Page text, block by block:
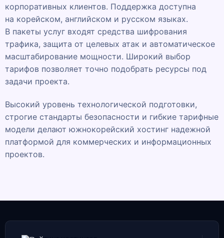
корпоративных клиентов. Поддержка доступна
на корейском, английском и русском языках.
В пакеты услуг входят средства шифрования
трафика, защита от целевых атак и автоматическое
масштабирование мощности. Широкий выбор
тарифов позволяет точно подобрать ресурсы под
задачи проекта.
Высокий уровень технологической подготовки,
строгие стандарты безопасности и гибкие тарифные
модели делают южнокорейский хостинг надежной
платформой для коммерческих и информационных
проектов.